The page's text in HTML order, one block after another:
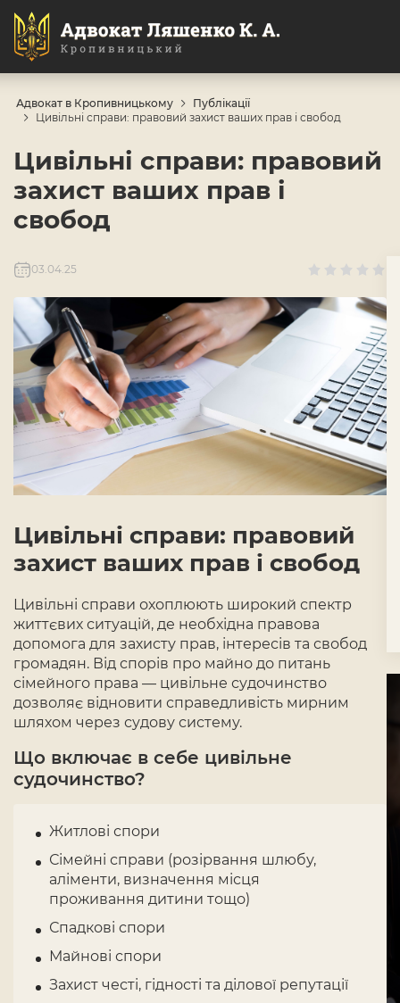
Адвокат в Кропивницькому
Публікації
Цивільні справи: правовий захист ваших прав і свобод
Цивільні справи: правовий
захист ваших прав і
свобод
03.04.25
Цивільні справи: правовий
захист ваших прав і свобод
Цивільні справи охоплюють широкий спектр
життєвих ситуацій, де необхідна правова
допомога для захисту прав, інтересів та свобод
громадян. Від спорів про майно до питань
сімейного права — цивільне судочинство
дозволяє відновити справедливість мирним
шляхом через судову систему.
Що включає в себе цивільне
судочинство?
Житлові спори
Сімейні справи (розірвання шлюбу,
аліменти, визначення місця
проживання дитини тощо)
Спадкові спори
Майнові спори
Захист честі, гідності та ділової репутації